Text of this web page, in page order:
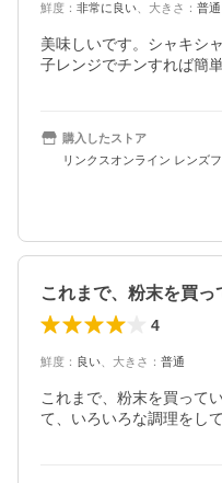
鮮度 ： 非常に良い 大きさ ： 普通
美味しいです。シャキシ
子レンジでチンすれば簡
購入したストア
リンクスオンライン レンズ
4
鮮度 ： 良い 大きさ ： 普通
これまで、粉末を買って
て、いろいろな調理をし